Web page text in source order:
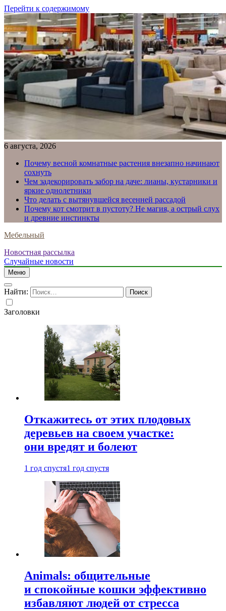
Перейти к содержимому
6 августа, 2026
Почему весной комнатные растения внезапно начинают
сохнуть
Чем задекорировать забор на даче: лианы, кустарники и
яркие однолетники
Что делать с вытянувшейся весенней рассадой
Почему кот смотрит в пустоту? Не магия, а острый слух
и древние инстинкты
Мебельный
Новостная рассылка
Случайные новости
Меню
Найти:
Заголовки
Откажитесь от этих плодовых
деревьев на своем участке:
они вредят и болеют
1 год спустя1 год спустя
Animals: общительные
и спокойные кошки эффективно
избавляют людей от стресса